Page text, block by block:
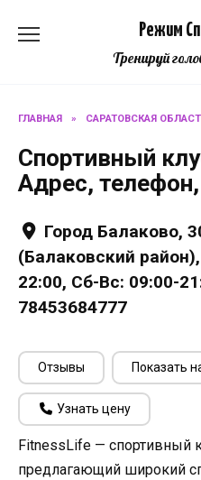
Режим
Тренируй
ГЛАВНАЯ » САРАТОВСКАЯ
Спортивный
Адрес,
Город Балаково,
(Балаковский район),
22:00, Сб-Вс: 09:00-
78453684777
Отзывы Показать
Узнать цену
FitnessLife — спортивный
предлагающий широкий